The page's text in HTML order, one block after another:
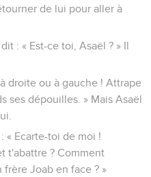
de lui pour aller à
: « Est-ce toi, Asaël ? » Il
droite ou à gauche ! Attrape
ses dépouilles. » Mais Asaël
« Ecarte-toi de moi !
t'abattre ? Comment
Joab en face ? »